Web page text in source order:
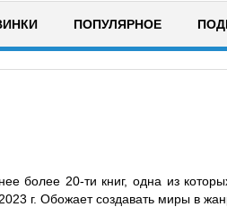
ПОПУЛЯРНОЕ
более 20-ти книг, одна из
г. Обожает создавать миры в